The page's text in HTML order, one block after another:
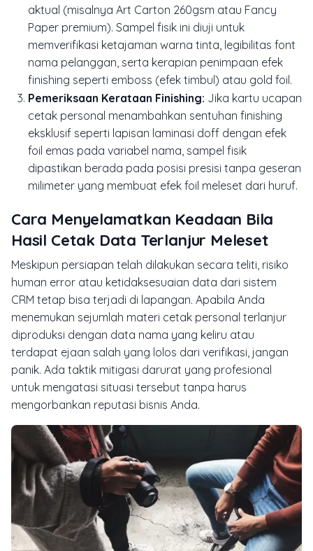
aktual (misalnya Art Carton 260gsm atau Fancy
Paper premium). Sampel fisik ini diuji untuk
memverifikasi ketajaman warna tinta, legibilitas font
nama pelanggan, serta kerapian penimpaan efek
finishing seperti emboss (efek timbul) atau gold foil.
Pemeriksaan Kerataan Finishing: Jika kartu ucapan
cetak personal menambahkan sentuhan finishing
eksklusif seperti lapisan laminasi doff dengan efek
foil emas pada variabel nama, sampel fisik
dipastikan berada pada posisi presisi tanpa geseran
milimeter yang membuat efek foil meleset dari huruf.
Cara Menyelamatkan Keadaan Bila
Hasil Cetak Data Terlanjur Meleset
Meskipun persiapan telah dilakukan secara teliti, risiko
human error atau ketidaksesuaian data dari sistem
CRM tetap bisa terjadi di lapangan. Apabila Anda
menemukan sejumlah materi cetak personal terlanjur
diproduksi dengan data nama yang keliru atau
terdapat ejaan salah yang lolos dari verifikasi, jangan
panik. Ada taktik mitigasi darurat yang profesional
untuk mengatasi situasi tersebut tanpa harus
mengorbankan reputasi bisnis Anda.